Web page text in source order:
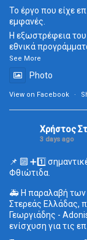
Το έργο που είχε
εμφανές.
Η εξωστρέφεια
εθνικά
See More
Photo
View on Facebook ·
Χρήστος
3 days ago
📌 🔟 ➕1️⃣
Φθιώτιδα.
🚑 Η παραλαβή
Στερεάς Ελλάδας,
Γεωργιάδης -
ενίσχυση για τις